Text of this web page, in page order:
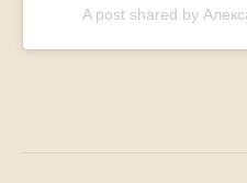
A post shared by